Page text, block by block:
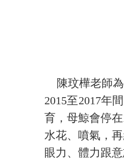
陳玟樺老師為
2015至2017年
育，母鯨會停
水花、噴氣，
眼力、體力跟